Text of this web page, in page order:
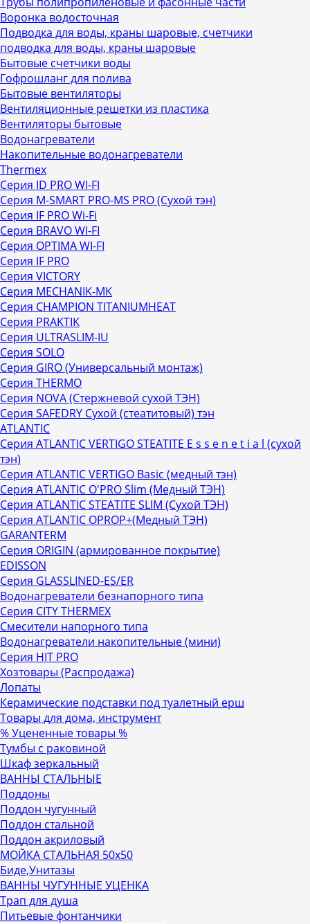
Воронка водосточная
Подводка для воды, краны шаровые, счетчики
подводка для воды, краны шаровые
Бытовые счетчики воды
Гофрошланг для полива
Бытовые вентиляторы
Вентиляционные решетки из пластика
Вентиляторы бытовые
Водонагреватели
Накопительные водонагреватели
Thermex
Серия ID PRO WI-FI
Серия M-SMART PRO-MS PRO (Сухой тэн)
Серия IF PRO Wi-Fi
Серия BRAVO WI-FI
Серия OPTIMA WI-FI
Серия IF PRO
Серия VICTORY
Серия MECHANIK-MK
Серия CHAMPION TITANIUMHEAT
Серия PRAKTIK
Серия ULTRASLIM-IU
Серия SOLO
Серия GIRO (Универсальный монтаж)
Серия THERMO
Серия NOVA (Стержневой сухой ТЭН)
Серия SAFEDRY Сухой (стеатитовый) тэн
ATLANTIC
Серия ATLANTIC VERTIGO STEATITE E s s e n е t i a l (сухой
тэн)
Серия ATLANTIC VERTIGO Basic (медный тэн)
Серия ATLANTIC O'PRO Slim (Медный ТЭН)
Серия ATLANTIC STEATITE SLIM (Сухой ТЭН)
Серия ATLANTIC OPROP+(Медный ТЭН)
GARANTERM
Серия ORIGIN (армированное покрытие)
EDISSON
Серия GLASSLINED-ES/ER
Водонагреватели безнапорного типа
Серия CITY THERMEX
Смесители напорного типа
Водонагреватели накопительные (мини)
Серия HIT PRO
Хозтовары (Распродажа)
Лопаты
Керамические подставки под туалетный ерш
Товары для дома, инструмент
% Уцененные товары %
Тумбы с раковиной
Шкаф зеркальный
ВАННЫ СТАЛЬНЫЕ
Поддоны
Поддон чугунный
Поддон стальной
Поддон акриловый
МОЙКА СТАЛЬНАЯ 50х50
Биде,Унитазы
ВАННЫ ЧУГУННЫЕ УЦЕНКА
Трап для душа
Питьевые фонтанчики